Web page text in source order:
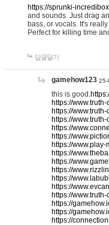
https://sprunki-
and sounds. Just drag
bass, or vocals. It's
Perfect for killing time
답글달기
gamehow123 25-
this is good.
https://
https://
https://
https://
https://
https://
https://
https://
https://
https://
https://
https://
https://
https://
https://